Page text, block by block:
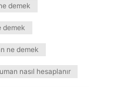
demek
demek
ne demek
nasıl hesaplanır